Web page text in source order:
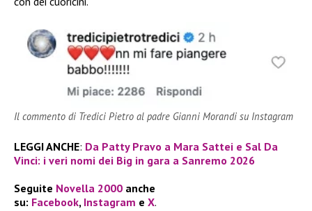
Il commento di Tredici Pietro al padre Gianni Morandi su Instagram
LEGGI ANCHE: Da Patty Pravo a Mara Sattei e Sal Da
Vinci: i veri nomi dei Big in gara a Sanremo 2026
Seguite Novella 2000 anche
su: Facebook, Instagram e X.